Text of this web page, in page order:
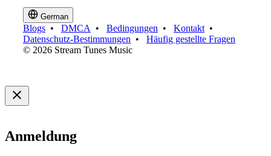
German
Blogs • DMCA • Bedingungen • Kontakt •
Datenschutz-Bestimmungen • Häufig gestellte Fragen
© 2026 Stream Tunes Music
Anmeldung